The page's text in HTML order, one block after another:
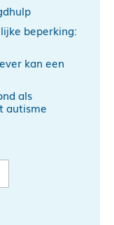
beperking:
kan een
als
autisme